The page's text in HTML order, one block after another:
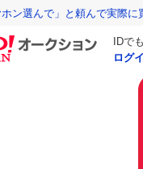
ン選んで」と頼んで実際に
IDで
ログ